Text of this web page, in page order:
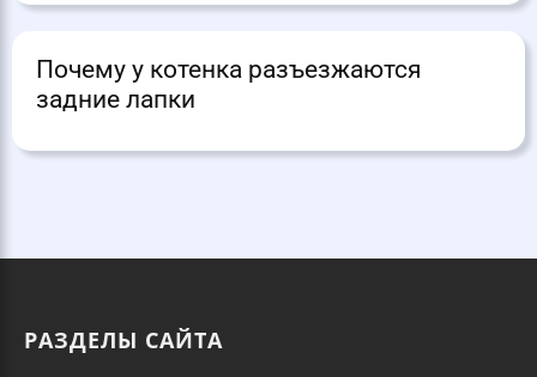
Почему у котенка разъезжаются
задние лапки
РАЗДЕЛЫ САЙТА